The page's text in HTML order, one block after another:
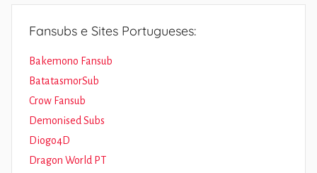
Fansubs e Sites Portugueses:
Bakemono Fansub
BatatasmorSub
Crow Fansub
Demonised Subs
Diogo4D
Dragon World PT